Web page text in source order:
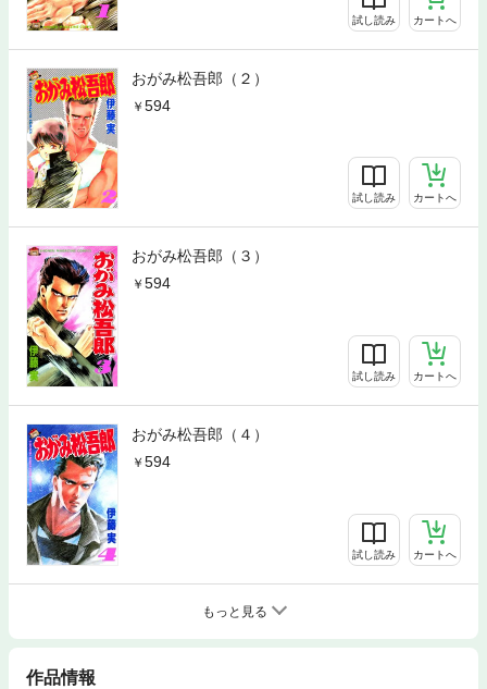
試し読み カートへ
おがみ松吾郎（２）
594
試し読み カートへ
おがみ松吾郎（３）
594
試し読み カートへ
おがみ松吾郎（４）
594
試し読み カートへ
もっと見る
作品情報